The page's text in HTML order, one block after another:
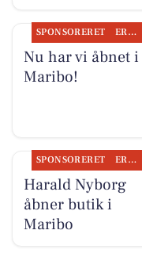
SPONSORERET ERHVERV
Nu har vi åbnet i
Maribo!
SPONSORERET ERHVERV
Harald Nyborg
åbner butik i
Maribo